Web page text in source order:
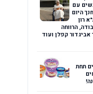
עם
היום
רון
הרווחה
אביגדור קפלן ועוד
תחת